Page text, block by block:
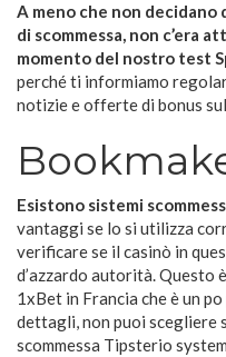
A meno che non decidano
di scommessa, non c’era
momento del nostro test
perché ti informiamo
notizie e offerte di bonus
Esistono sistemi
vantaggi se lo si utilizza
verificare se il casinò in
d’azzardo autorità. Questo
1xBet in Francia che è un
dettagli, non puoi scegliere
scommessa Tipsterio